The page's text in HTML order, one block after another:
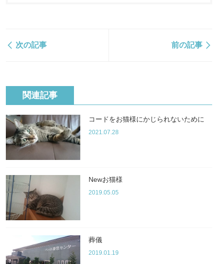
次の記事 前の記事
関連記事
コードをお猫様にかじられないために
2021.07.28
Newお猫様
2019.05.05
葬儀
2019.01.19